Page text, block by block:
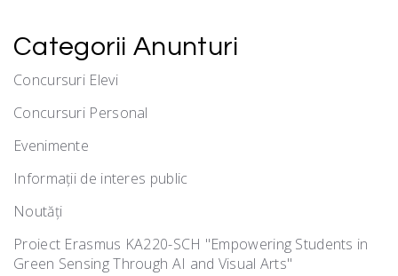
Categorii Anunturi
Concursuri Elevi
Concursuri Personal
Evenimente
Informații de interes public
Noutăţi
Proiect Erasmus KA220-SCH "Empowering Students in
Green Sensing Through AI and Visual Arts"